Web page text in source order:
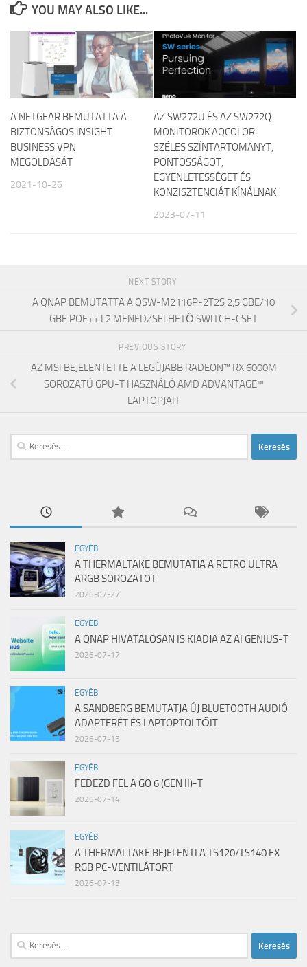
YOU MAY ALSO LIKE...
A NETGEAR BEMUTATTA A
BIZTONSÁGOS INSIGHT
BUSINESS VPN
MEGOLDÁSÁT
2021-10-26
AZ SW272U ÉS AZ SW272Q
MONITOROK AQCOLOR
SZÉLES SZÍNTARTOMÁNYT,
PONTOSSÁGOT,
EGYENLETESSÉGET ÉS
KONZISZTENCIÁT KÍNÁLNAK
2023-07-11
NEXT STORY
A QNAP BEMUTATTA A QSW-M2116P-2T2S 2,5 GBE/10
GBE POE++ L2 MENEDZSELHETŐ SWITCH-CSET
PREVIOUS STORY
AZ MSI BEJELENTETTE A LEGÚJABB RADEON™ RX 6000M
SOROZATÚ GPU-T HASZNÁLÓ AMD ADVANTAGE™
LAPTOPJAIT
Keresés:
EGYÉB
A THERMALTAKE BEMUTATJA A RETRO ULTRA
ARGB SOROZATOT
2026-07-27
EGYÉB
A QNAP HIVATALOSAN IS KIADJA AZ AI GENIUS-T
2026-07-17
EGYÉB
A SANDBERG BEMUTATJA ÚJ BLUETOOTH AUDIÓ
ADAPTERÉT ÉS LAPTOPTÖLTŐIT
2026-07-15
EGYÉB
FEDEZD FEL A GO 6 (GEN II)-T
2026-07-14
EGYÉB
A THERMALTAKE BEJELENTI A TS120/TS140 EX
RGB PC-VENTILÁTORT
2026-07-13
Keresés: